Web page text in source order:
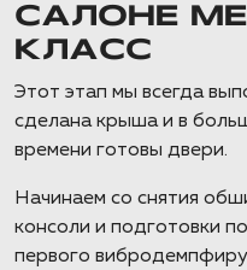
САЛОНЕ
КЛАСС
Этот этап мы всегда
сделана крыша и в
времени готовы двери.
Начинаем со снятия
консоли и подготовки
первого